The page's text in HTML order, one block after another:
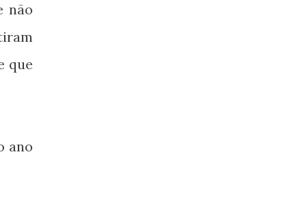
não
que
ano